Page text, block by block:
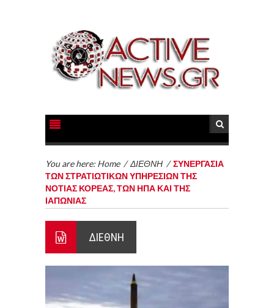
You are here: Home /ΔΙΕΘΝΗ /ΣΥΝΕΡΓΑΣΙΑ
ΤΩΝ ΣΤΡΑΤΙΩΤΙΚΩΝ ΥΠΗΡΕΣΙΩΝ ΤΗΣ
ΝΟΤΙΑΣ ΚΟΡΕΑΣ, ΤΩΝ ΗΠΑ ΚΑΙ ΤΗΣ
ΙΑΠΩΝΙΑΣ
ΔΙΕΘΝΗ